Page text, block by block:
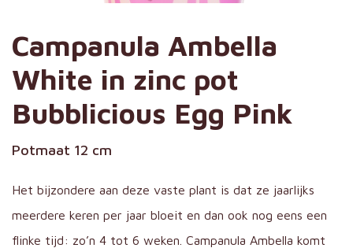
Campanula Ambella
White in zinc pot
Bubblicious Egg Pink
Potmaat 12 cm
Het bijzondere aan deze vaste plant is dat ze jaarlijks
meerdere keren per jaar bloeit en dan ook nog eens een
flinke tijd: zo’n 4 tot 6 weken. Campanula Ambella komt